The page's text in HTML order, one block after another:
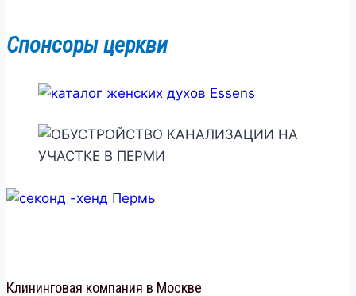
Спонсоры церкви
Клининговая компания в Москве